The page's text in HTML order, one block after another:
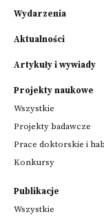
Wydarzenia
Aktualności
Artykuły i wywiady
Projekty naukowe
Wszystkie
Projekty badawcze
Prace doktorskie i
Konkursy
Publikacje
Wszystkie